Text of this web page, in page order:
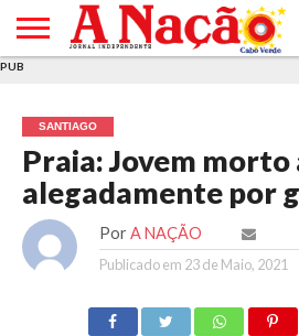
E DE
COOKIES
DE
UTILIZAÇÃO
PUB
SANTIAGO
Praia: Jovem
alegadamente por
Por A NAÇÃO
Publicado em 23 de Maio, 2021